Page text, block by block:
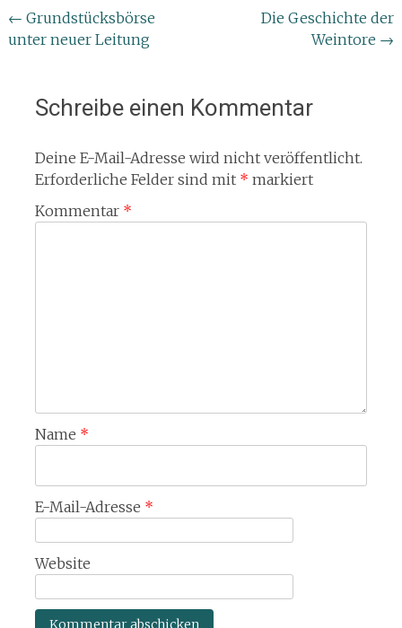
Beitragsnavigation
← Grundstücksbörse
unter neuer Leitung
Die Geschichte der
Weintore →
Schreibe einen Kommentar
Deine E-Mail-Adresse wird nicht veröffentlicht.
Erforderliche Felder sind mit * markiert
Kommentar *
Name *
E-Mail-Adresse *
Website